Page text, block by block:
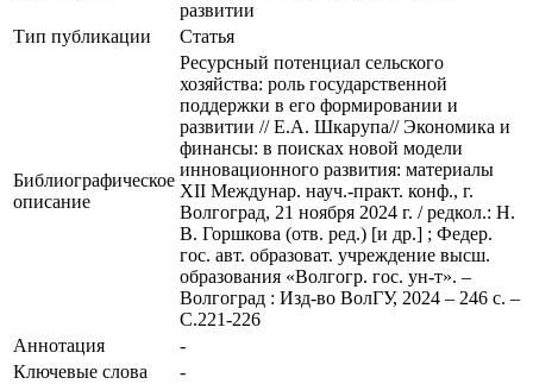
развитии
Тип публикации
Статья
Библиографическое
описание
Ресурсный потенциал сельского
хозяйства: роль государственной
поддержки в его формировании и
развитии // Е.А. Шкарупа// Экономика и
финансы: в поисках новой модели
инновационного развития: материалы
XII Междунар. науч.-практ. конф., г.
Волгоград, 21 ноября 2024 г. / редкол.: Н.
В. Горшкова (отв. ред.) [и др.] ; Федер.
гос. авт. образоват. учреждение высш.
образования «Волгогр. гос. ун-т». –
Волгоград : Изд-во ВолГУ, 2024 – 246 с. –
С.221-226
Аннотация
-
Ключевые cлова
-